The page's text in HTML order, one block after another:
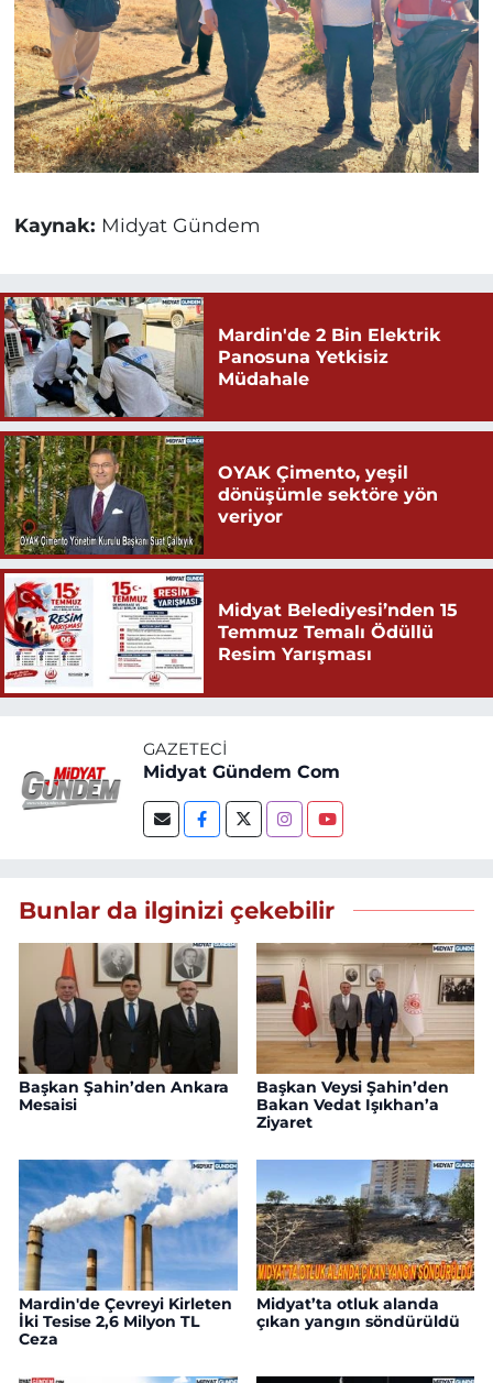
Kaynak: Midyat Gündem
Mardin'de 2 Bin Elektrik
Panosuna Yetkisiz
Müdahale
OYAK Çimento, yeşil
dönüşümle sektöre yön
veriyor
Midyat Belediyesi’nden 15
Temmuz Temalı Ödüllü
Resim Yarışması
GAZETECI
Midyat Gündem Com
Bunlar da ilginizi çekebilir
Başkan Şahin’den Ankara
Mesaisi
Başkan Veysi Şahin’den
Bakan Vedat Işıkhan’a
Ziyaret
Mardin'de Çevreyi Kirleten
İki Tesise 2,6 Milyon TL
Ceza
Midyat’ta otluk alanda
çıkan yangın söndürüldü